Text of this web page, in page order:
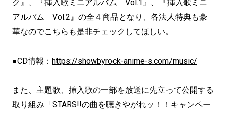
ク』、『挿入歌ミニアルバム Vol.1』、『挿入歌ミニ
アルバム Vol.2』の全４商品となり、各法人特典も豪
華なのでこちらも是非チェックしてほしい。
●CD情報： https://showbyrock-anime-s.com/music/
また、主題歌、挿入歌の一部を放送に先立って公開する
取り組み「STARS!!の曲を聴きやがれッ！！キャンペー